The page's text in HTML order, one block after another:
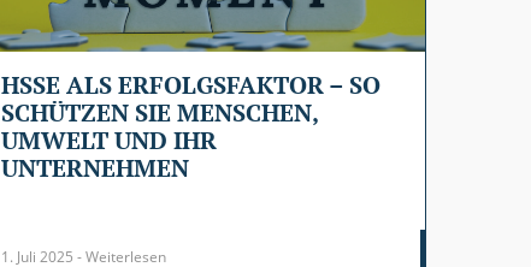
HSSE ALS ERFOLGSFAKTOR – SO
SCHÜTZEN SIE MENSCHEN,
UMWELT UND IHR
UNTERNEHMEN
1. Juli 2025 - Weiterlesen